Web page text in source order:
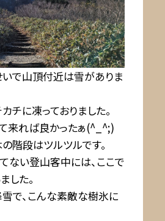
で山頂付近は雪がありま
チに凍っておりました。
来れば良かったぁ(^_^;)
階段はツルツルです。
ない登山客中には、ここで
した。
で、こんな素敵な樹氷に